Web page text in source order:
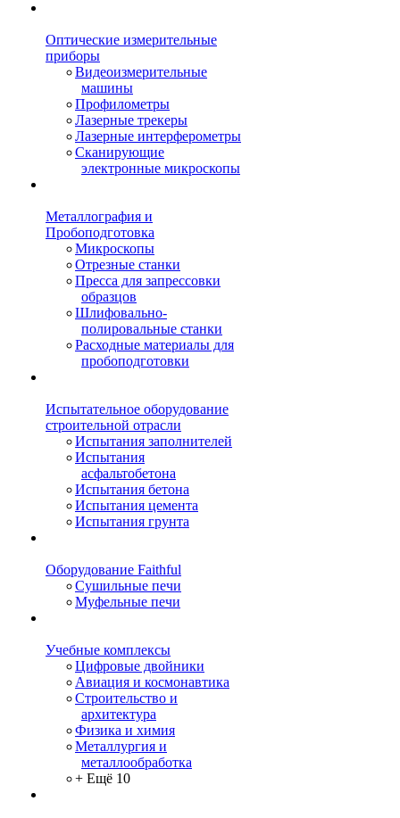
Оптические измерительные
приборы
Видеоизмерительные
машины
Профилометры
Лазерные трекеры
Лазерные интерферометры
Сканирующие
электронные микроскопы
Металлография и
Пробоподготовка
Микроскопы
Отрезные станки
Пресса для запрессовки
образцов
Шлифовально-
полировальные станки
Расходные материалы для
пробоподготовки
Испытательное оборудование
строительной отрасли
Испытания заполнителей
Испытания
асфальтобетона
Испытания бетона
Испытания цемента
Испытания грунта
Оборудование Faithful
Сушильные печи
Муфельные печи
Учебные комплексы
Цифровые двойники
Авиация и космонавтика
Строительство и
архитектура
Физика и химия
Металлургия и
металлообработка
+ Ещё 10